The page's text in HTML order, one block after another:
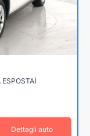
Dettagli auto